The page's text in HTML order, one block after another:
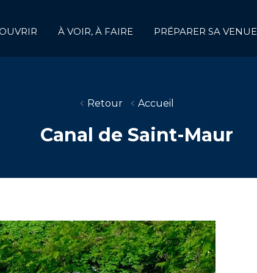
À VOIR, À FAIRE PRÉPARER SA VENUE
Retour Accueil
Canal de Saint-Maur